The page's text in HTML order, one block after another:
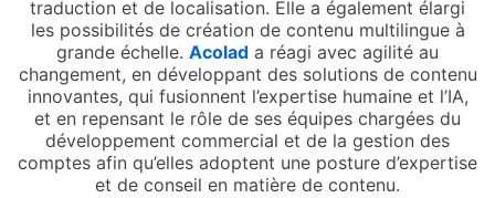
traduction et de localisation. Elle a également élargi
les possibilités de création de contenu multilingue à
grande échelle. Acolad opens in a new tab
a réagi avec agilité au
changement, en développant des solutions de contenu
innovantes, qui fusionnent l’expertise humaine et l’IA,
et en repensant le rôle de ses équipes chargées du
développement commercial et de la gestion des
comptes afin qu’elles adoptent une posture d’expertise
et de conseil en matière de contenu.